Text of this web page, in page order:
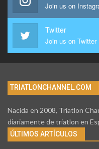
Join us on
Twitter
Join us on Twitter
TRIATLONCHANNEL.COM
Nacida en 2008, Triatlon
diariamente de triatlon en
ÚLTIMOS ARTÍCULOS